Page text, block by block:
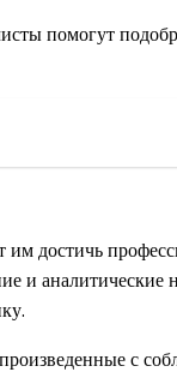
помогут
им достичь
и
с